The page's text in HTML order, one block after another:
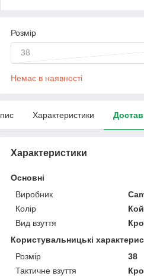
Розмір
38
Немає в наявності
Характеристики
Характеристики
Основні
Виробник
Колір
Вид взуття
Користувальницькі
Розмір
38
Тактичне взуття